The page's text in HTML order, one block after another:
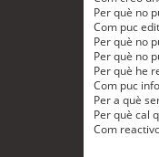
Per què no
Com puc
Per què no
Per què no
Per què he
Com puc
Per a què
Per què cal
Com